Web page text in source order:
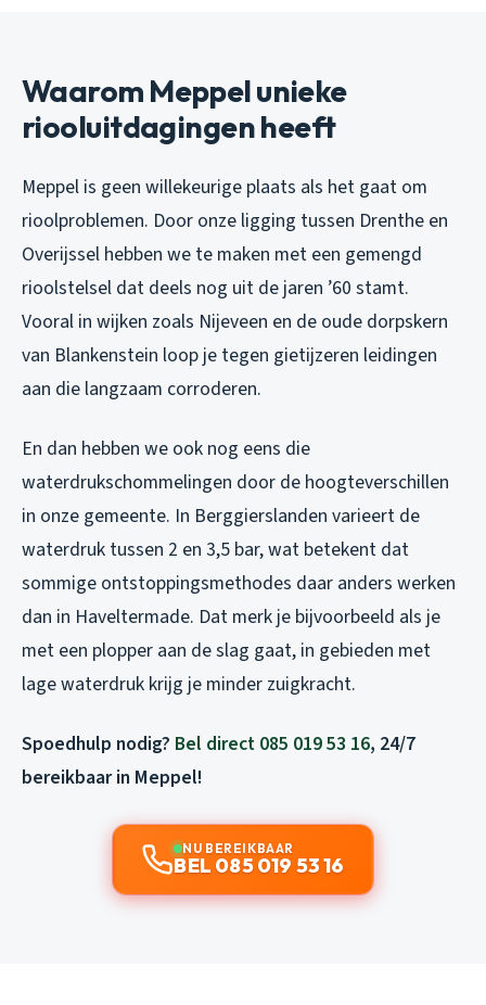
Waarom Meppel unieke
riooluitdagingen heeft
Meppel is geen willekeurige plaats als het gaat om
rioolproblemen. Door onze ligging tussen Drenthe en
Overijssel hebben we te maken met een gemengd
rioolstelsel dat deels nog uit de jaren ’60 stamt.
Vooral in wijken zoals Nijeveen en de oude dorpskern
van Blankenstein loop je tegen gietijzeren leidingen
aan die langzaam corroderen.
En dan hebben we ook nog eens die
waterdrukschommelingen door de hoogteverschillen
in onze gemeente. In Berggierslanden varieert de
waterdruk tussen 2 en 3,5 bar, wat betekent dat
sommige ontstoppingsmethodes daar anders werken
dan in Haveltermade. Dat merk je bijvoorbeeld als je
met een plopper aan de slag gaat, in gebieden met
lage waterdruk krijg je minder zuigkracht.
Spoedhulp nodig? Bel direct 085 019 53 16, 24/7
bereikbaar in Meppel!
NU BEREIKBAAR
BEL 085 019 53 16